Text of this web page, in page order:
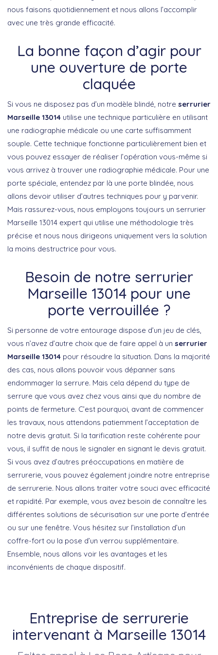
nous faisons quotidiennement et nous allons l’accomplir
avec une très grande efficacité.
La bonne façon d’agir pour
une ouverture de porte
claquée
Si vous ne disposez pas d’un modèle blindé, notre serrurier
Marseille 13014 utilise une technique particulière en utilisant
une radiographie médicale ou une carte suffisamment
souple. Cette technique fonctionne particulièrement bien et
vous pouvez essayer de réaliser l’opération vous-même si
vous arrivez à trouver une radiographie médicale. Pour une
porte spéciale, entendez par là une porte blindée, nous
allons devoir utiliser d’autres techniques pour y parvenir.
Mais rassurez-vous, nous employons toujours un serrurier
Marseille 13014 expert qui utilise une méthodologie très
précise et nous nous dirigeons uniquement vers la solution
la moins destructrice pour vous.
Besoin de notre serrurier
Marseille 13014 pour une
porte verrouillée ?
Si personne de votre entourage dispose d’un jeu de clés,
vous n’avez d’autre choix que de faire appel à un serrurier
Marseille 13014 pour résoudre la situation. Dans la majorité
des cas, nous allons pouvoir vous dépanner sans
endommager la serrure. Mais cela dépend du type de
serrure que vous avez chez vous ainsi que du nombre de
points de fermeture. C’est pourquoi, avant de commencer
les travaux, nous attendons patiemment l’acceptation de
notre devis gratuit. Si la tarification reste cohérente pour
vous, il suffit de nous le signaler en signant le devis gratuit.
Si vous avez d’autres préoccupations en matière de
serrurerie, vous pouvez également joindre notre entreprise
de serrurerie. Nous allons traiter votre souci avec efficacité
et rapidité. Par exemple, vous avez besoin de connaître les
différentes solutions de sécurisation sur une porte d’entrée
ou sur une fenêtre. Vous hésitez sur l’installation d’un
coffre-fort ou la pose d’un verrou supplémentaire.
Ensemble, nous allons voir les avantages et les
inconvénients de chaque dispositif.
Entreprise de serrurerie
intervenant à Marseille 13014